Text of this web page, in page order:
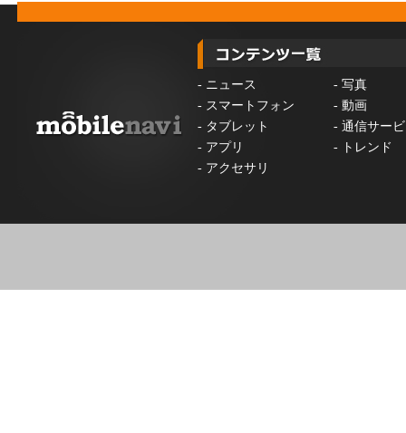
- ニュース - 写真
- スマートフォン - 動画
- タブレット - 通信サー
- アプリ -
トレンド
- アクセサリ